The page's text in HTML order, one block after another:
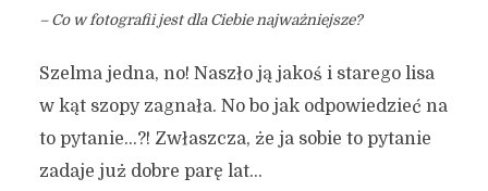
– Co w fotografii jest dla Ciebie najważniejsze?
Szelma jedna, no! Naszło ją jakoś i starego lisa
w kąt szopy zagnała. No bo jak odpowiedzieć na
to pytanie…?! Zwłaszcza, że ja sobie to pytanie
zadaje już dobre parę lat…